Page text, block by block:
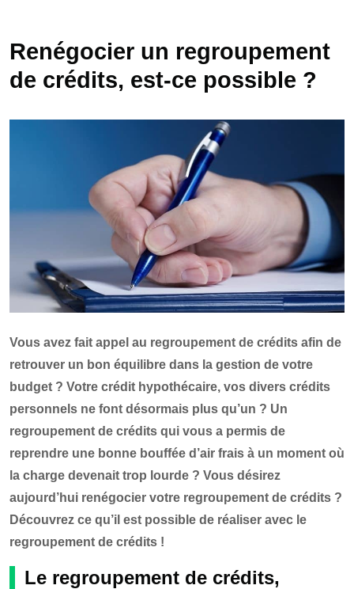
Renégocier un regroupement
de crédits, est-ce possible ?
Vous avez fait appel au regroupement de crédits afin de
retrouver un bon équilibre dans la gestion de votre
budget ? Votre crédit hypothécaire, vos divers crédits
personnels ne font désormais plus qu’un ? Un
regroupement de crédits qui vous a permis de
reprendre une bonne bouffée d’air frais à un moment où
la charge devenait trop lourde ? Vous désirez
aujourd’hui renégocier votre regroupement de crédits ?
Découvrez ce qu’il est possible de réaliser avec le
regroupement de crédits !
Le regroupement de crédits,